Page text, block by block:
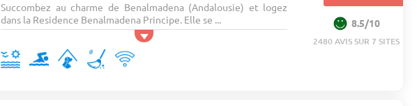
Succombez au charme de Benalmadena (Andalousie) et logez
dans la Residence Benalmadena Principe. Elle se ...
8.5/10
2480 AVIS SUR 7 SITES